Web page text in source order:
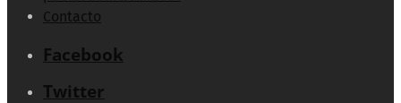
Contacto
Facebook
Twitter